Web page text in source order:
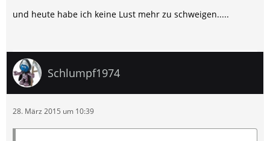
und heute habe ich keine Lust mehr zu schweigen.....
Schlumpf1974
28. März 2015 um 10:39